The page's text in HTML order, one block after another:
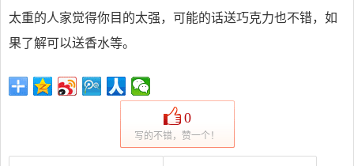
太重的人家觉得你目的太强，可能的话送巧克力也不错，如
果了解可以送香水等。
0
写的不错，赞一个！